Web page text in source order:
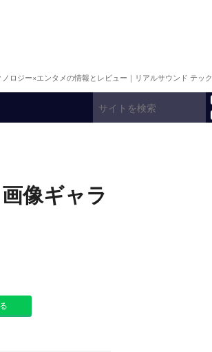
ノロジー×エンタメの情報とレビュー｜リアルサウンド テック
像ギャラ